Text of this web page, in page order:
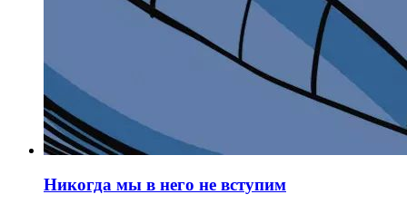
Никогда мы в него не вступим